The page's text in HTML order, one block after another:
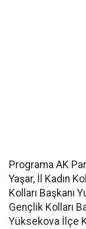
Programa AK
Yaşar, İl Kadın
Kolları Başkanı
Gençlik Kolları
Yüksekova İlçe